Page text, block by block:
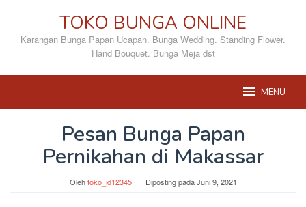
konten
TOKO BUNGA ONLINE
Karangan Bunga Papan Ucapan. Bunga Wedding. Standing Flower.
Hand Bouquet. Bunga Meja dst
MENU
Pesan Bunga Papan
Pernikahan di Makassar
Olehtoko_id12345 Diposting padaJuni 9, 2021